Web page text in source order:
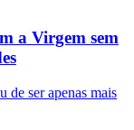
a Virgem sem
de ser apenas mais